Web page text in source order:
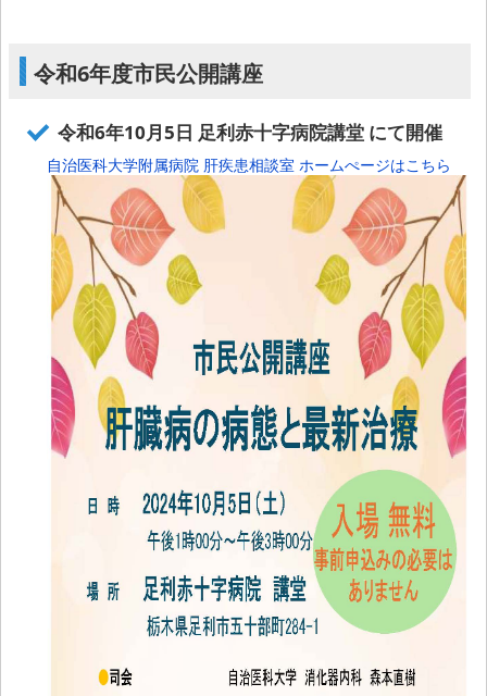
令和6年度市民公開講座
令和6年10月5日 足利赤十字病院講堂 にて開催
自治医科大学附属病院 肝疾患相談室 ホームぺージはこちら